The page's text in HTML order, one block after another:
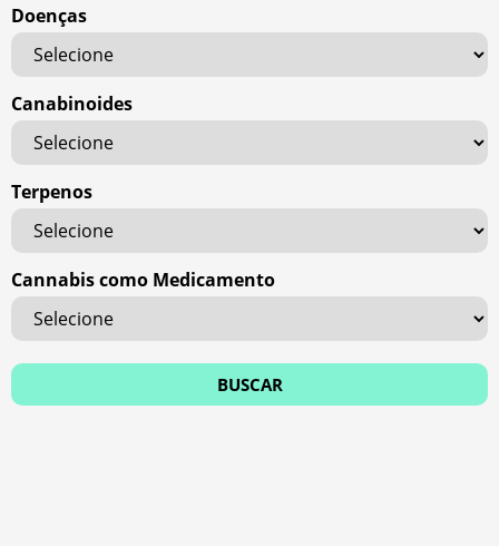
Doenças
Canabinoides
Terpenos
Cannabis como Medicamento